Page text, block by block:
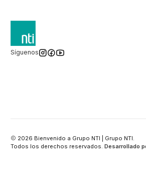
Síguenos
2026 Bienvenido a Grupo NTI | Grupo NTI.
Todos los derechos reservados. Desarrollado